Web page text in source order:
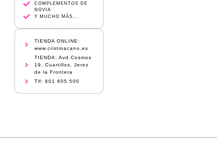
COMPLEMENTOS DE
NOVIA
Y MUCHO MÁS...
TIENDA ONLINE:
www.cristinacano.es
TIENDA: Avd.Cosmos
19, Cuartillos. Jerez
de la Frontera
Tlf: 601 605 500